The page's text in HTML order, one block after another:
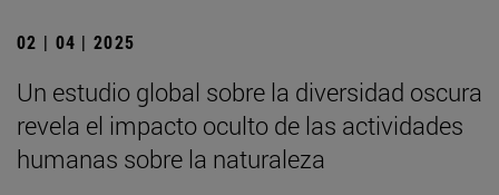
02 | 04 | 2025
Un estudio global sobre la diversidad oscura
revela el impacto oculto de las actividades
humanas sobre la naturaleza